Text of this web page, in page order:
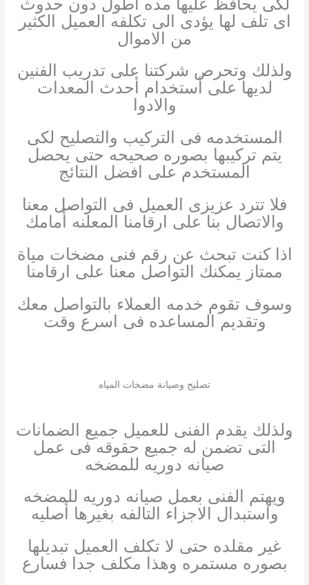
اى تلف لها يؤدى الى تكلفه العميل الكثير
من الاموال
ولذلك وتحرص شركتنا على تدريب الفنين
لديها على أستخدام أحدث المعدات
والادوا
المستخدمه فى التركيب والتصليح لكى
يتم تركيبها بصوره صحيحه حتى يحصل
المستخدم على افضل النتائج
فلا تترد عزيزى العميل فى التواصل معنا
والاتصال بنا على ارقامنا المعلنه أمامك
اذا كنت تبحث عن رقم فنى مضخات مياة
ممتاز يمكنك التواصل معنا على ارقامنا
وسوف تقوم خدمه العملاء بالتواصل معك
وتقديم المساعده فى اسرع وقت
تصليح وصيانة مضخات المياه
ولذلك يقدم الفنى للعميل جميع الضمانات
التى تضمن له جميع حقوقه فى عمل
صيانه دوريه للمضخه
ويهتم الفنى بعمل صيانه دوريه للمضخه
واستبدال الاجزاء التالفه بغيرها أصليه
غير مقلده حتى لا تكلف العميل تبديلها
بصوره مستمره وهذا مكلف جدا فسارع